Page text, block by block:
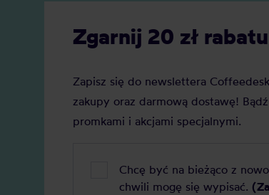
Zgarnij 20 zł
Zapisz się do newslettera
zakupy oraz darmową dostawę!
promkami i akcjami specjalnymi.
Chcę być na bieżąco z
chwili mogę się wypisać.